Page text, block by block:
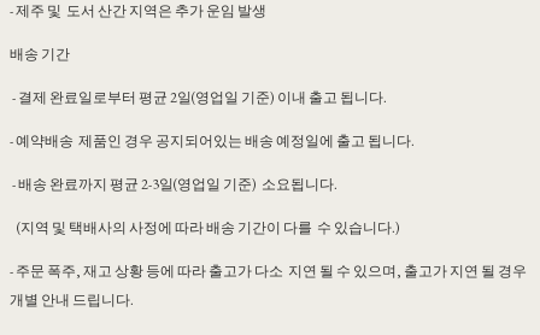
- 제주 및 도서 산간 지역은 추가 운임 발생
배송 기간
- 결제 완료일로부터 평균 2일(영업일 기준) 이내 출고 됩니다.
- 예약배송 제품인 경우 공지되어있는 배송 예정일에 출고 됩니다.
- 배송 완료까지 평균 2-3일(영업일 기준) 소요됩니다.
(지역 및 택배사의 사정에 따라 배송 기간이 다를 수 있습니다.)
- 주문 폭주, 재고 상황 등에 따라 출고가 다소 지연 될 수 있으며, 출고가 지연 될 경우
개별 안내 드립니다.